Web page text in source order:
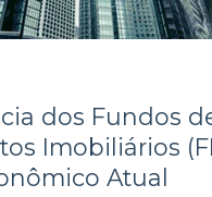
dos Fundos
Imobiliários
Atual